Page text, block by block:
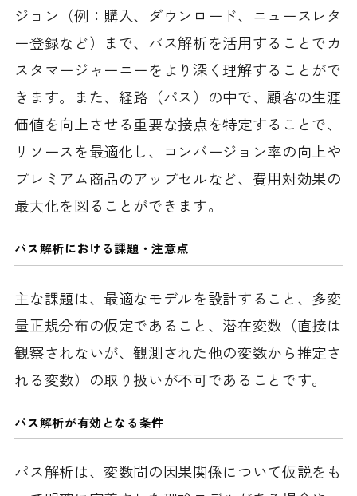
ジョン（例：購入、ダウンロード、ニュースレタ
ー登録など）まで、パス解析を活用することでカ
スタマージャーニーをより深く理解することがで
きます。また、経路（パス）の中で、顧客の生涯
価値を向上させる重要な接点を特定することで、
リソースを最適化し、コンバージョン率の向上や
プレミアム商品のアップセルなど、費用対効果の
最大化を図ることができます。
パス解析における課題 ・注意点
主な課題は、最適なモデルを設計すること、多変
量正規分布の仮定であること、潜在変数（直接は
観察されないが、観測された他の変数から推定さ
れる変数）の取り扱いが不可であることです。
パス解析が有効となる条件
パス解析は、変数間の因果関係について仮説をも